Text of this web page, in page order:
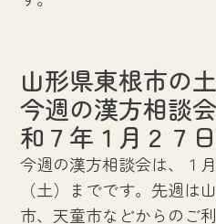
山形県東根市の
今週の漢方相談
和７年１月２７
今週の漢方相談会は、１
（土）までです。先週は
市、天童市などからのご